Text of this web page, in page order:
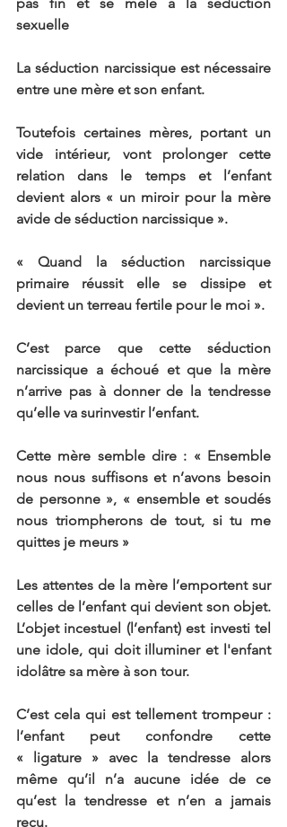
sexuelle
La séduction narcissique est nécessaire
entre une mère et son enfant.
Toutefois certaines mères, portant un
vide intérieur, vont prolonger cette
relation dans le temps et l’enfant
devient alors « un miroir pour la mère
avide de séduction narcissique ».
« Quand la séduction narcissique
primaire réussit elle se dissipe et
devient un terreau fertile pour le moi ».
C’est parce que cette séduction
narcissique a échoué et que la mère
n’arrive pas à donner de la tendresse
qu’elle va surinvestir l’enfant.
Cette mère semble dire : « Ensemble
nous nous suffisons et n’avons besoin
de personne », « ensemble et soudés
nous triompherons de tout, si tu me
quittes je meurs »
Les attentes de la mère l’emportent sur
celles de l’enfant qui devient son objet.
L’objet incestuel (l’enfant) est investi tel
une idole, qui doit illuminer et l'enfant
idolâtre sa mère à son tour.
C’est cela qui est tellement trompeur :
l’enfant peut confondre cette
« ligature » avec la tendresse alors
même qu’il n’a aucune idée de ce
qu’est la tendresse et n’en a jamais
reçu.